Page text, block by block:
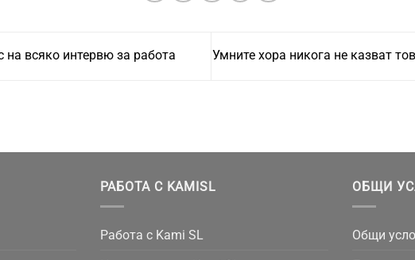
на всяко интервю за работа Умните хора никога не казват
РАБОТА С KAMISL
Работа с Kami SL
ОБЩИ
Общи